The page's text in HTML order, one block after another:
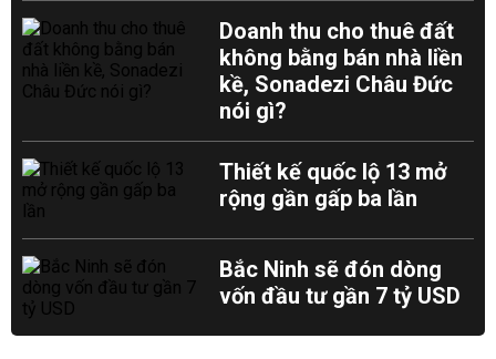
Doanh thu cho thuê đất
không bằng bán nhà liền
kề, Sonadezi Châu Đức
nói gì?
Thiết kế quốc lộ 13 mở
rộng gần gấp ba lần
Bắc Ninh sẽ đón dòng
vốn đầu tư gần 7 tỷ USD